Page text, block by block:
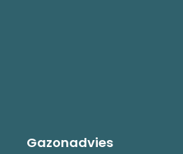
Gazonadvies